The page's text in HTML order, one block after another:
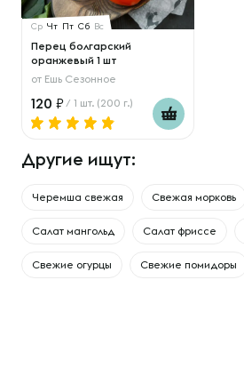
Ср Чт Пт Сб Вс
Перец болгарский
оранжевый 1 шт
от Ешь Сезонное
120 / 1 шт. (200 г.)
Другие ищут:
Черемша свежая Свежая морковь
Cалат мангольд Салат фриссе
Свежие огурцы Свежие помидоры